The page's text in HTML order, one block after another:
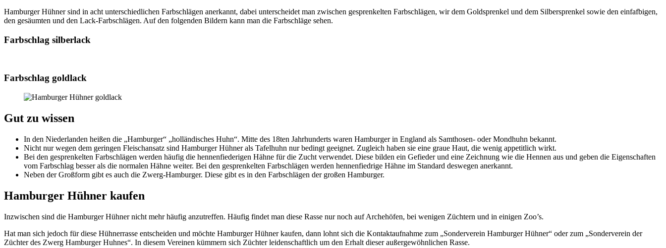
Hamburger Hühner sind in acht unterschiedlichen Farbschlägen anerkannt, dabei unterscheidet man zwischen gesprenkelten Farbschlägen, wir dem Goldsprenkel und dem Silbersprenkel sowie den einfafbigen,
den gesäumten und den Lack-Farbschlägen. Auf den folgenden Bildern kann man die Farbschläge sehen.
Farbschlag silberlack
Farbschlag goldlack
Gut zu wissen
In den Niederlanden heißen die „Hamburger“ „holländisches Huhn“. Mitte des 18ten Jahrhunderts waren Hamburger in England als Samthosen- oder Mondhuhn bekannt.
Nicht nur wegen dem geringen Fleischansatz sind Hamburger Hühner als Tafelhuhn nur bedingt geeignet. Zugleich haben sie eine graue Haut, die wenig appetitlich wirkt.
Bei den gesprenkelten Farbschlägen werden häufig die hennenfiederigen Hähne für die Zucht verwendet. Diese bilden ein Gefieder und eine Zeichnung wie die Hennen aus und geben die Eigenschaften
vom Farbschlag besser als die normalen Hähne weiter. Bei den gesprenkelten Farbschlägen werden hennenfiedrige Hähne im Standard deswegen anerkannt.
Neben der Großform gibt es auch die Zwerg-Hamburger. Diese gibt es in den Farbschlägen der großen Hamburger.
Hamburger Hühner kaufen
Inzwischen sind die Hamburger Hühner nicht mehr häufig anzutreffen. Häufig findet man diese Rasse nur noch auf Archehöfen, bei wenigen Züchtern und in einigen Zoo’s.
Hat man sich jedoch für diese Hühnerrasse entscheiden und möchte Hamburger Hühner kaufen, dann lohnt sich die Kontaktaufnahme zum „Sonderverein Hamburger Hühner“ oder zum „Sonderverein der
Züchter des Zwerg Hamburger Huhnes“. In diesem Vereinen kümmern sich Züchter leidenschaftlich um den Erhalt dieser außergewöhnlichen Rasse.